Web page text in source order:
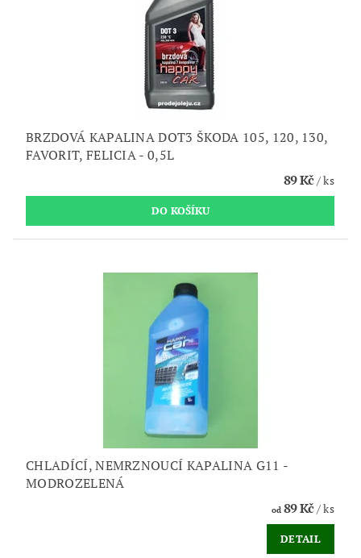
BRZDOVÁ KAPALINA DOT3 ŠKODA 105, 120, 130,
FAVORIT, FELICIA - 0,5L
89 Kč/ ks
CHLADÍCÍ, NEMRZNOUCÍ KAPALINA G11 -
MODROZELENÁ
od89 Kč/ ks
DETAIL